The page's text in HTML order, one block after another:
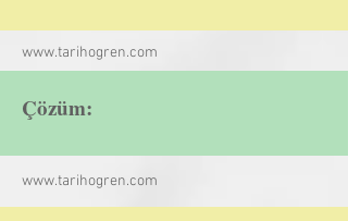
www.tarihogren.com
Çözüm:
www.tarihogren.com